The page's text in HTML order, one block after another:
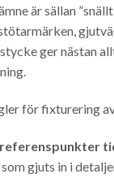
är sällan
ger nästan
för fixturering
gjuts in i